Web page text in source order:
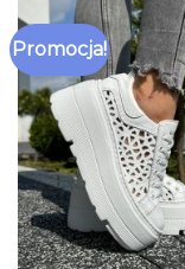
Promocja!